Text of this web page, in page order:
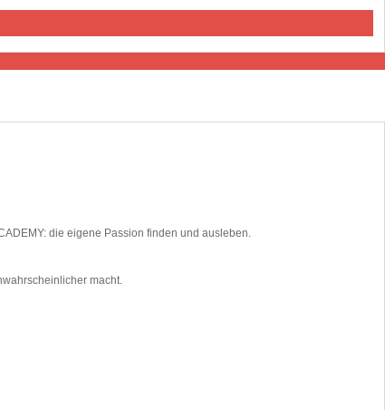
die eigene Passion finden und ausleben.
macht.